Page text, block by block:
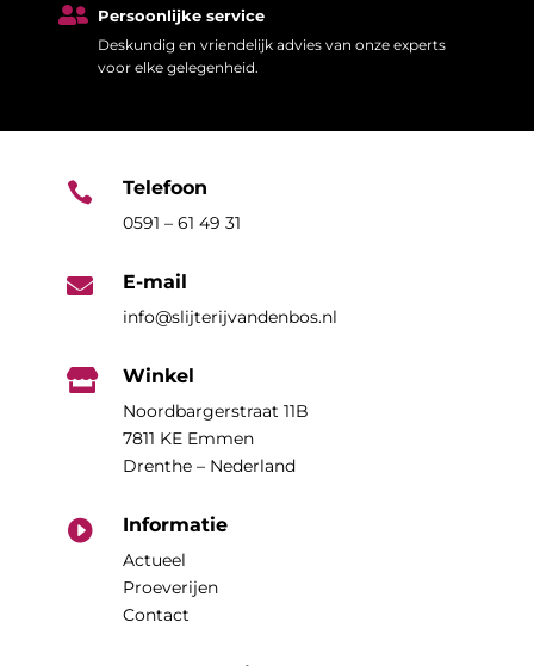
 Persoonlijke service
Deskundig en vriendelijk advies van onze experts
voor elke gelegenheid.
 Telefoon
0591 – 61 49 31
 E-mail
info@slijterijvandenbos.nl
 Winkel
Noordbargerstraat 11B
7811 KE Emmen
Drenthe – Nederland
 Informatie
Actueel
Proeverijen
Contact